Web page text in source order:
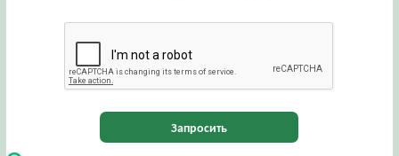
Запросить